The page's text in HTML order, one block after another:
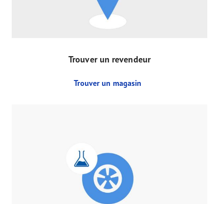
Trouver un revendeur
Trouver un magasin